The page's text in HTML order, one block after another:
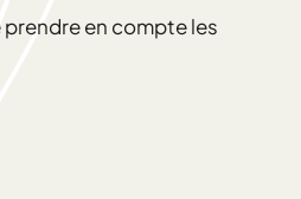
en compte les